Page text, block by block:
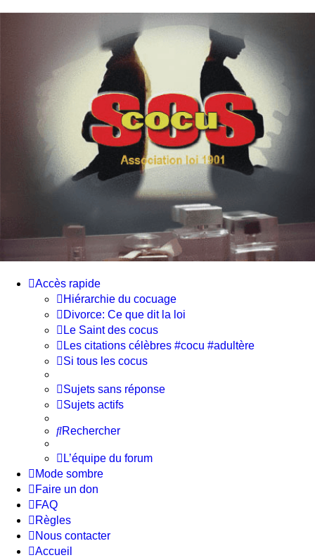
SOS cocu
SOS cocu est une association loi 1901 dont l'objet est le
soutien aux victimes d'adultère. Pouvoir parler, se confier,
recevoir un soutien moral pour traverser une situation
personnelle douloureuse
Accès rapide
Hiérarchie du cocuage
Divorce: Ce que dit la loi
Le Saint des cocus
Les citations célèbres #cocu #adultère
Si tous les cocus
Sujets sans réponse
Sujets actifs
Rechercher
L’équipe du forum
Mode sombre
Faire un don
FAQ
Règles
Nous contacter
Accueil